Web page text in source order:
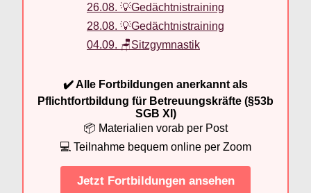
26.08. 💡Gedächtnistraining
28.08. 💡Gedächtnistraining
04.09. 🪑Sitzgymnastik
✔️ Alle Fortbildungen anerkannt als
Pflichtfortbildung für Betreuungskräfte (§53b
SGB XI)
📦 Materialien vorab per Post
💻 Teilnahme bequem online per Zoom
Jetzt Fortbildungen ansehen